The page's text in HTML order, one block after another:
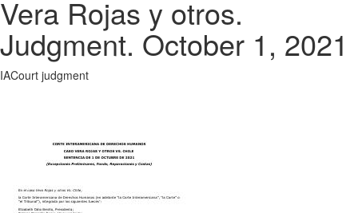
Vera Rojas y otros.
Judgment. October 1, 2021
IACourt judgment